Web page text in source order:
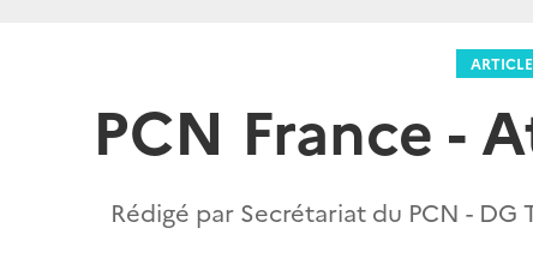
ARTICLE
PCN France -
Rédigé par Secrétariat du PCN - DG